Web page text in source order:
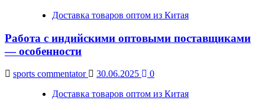
Доставка товаров оптом из Китая
Работа с индийскими оптовыми поставщиками
— особенности
sports commentator 30.06.2025
0
Доставка товаров оптом из Китая